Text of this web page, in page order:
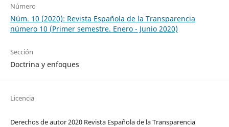
Número
Núm. 10 (2020): Revista Española de la Transparencia
número 10 (Primer semestre. Enero - Junio 2020)
Sección
Doctrina y enfoques
Licencia
Derechos de autor 2020 Revista Española de la Transparencia